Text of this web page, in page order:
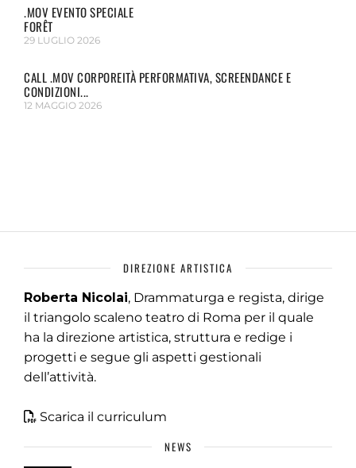
.MOV EVENTO SPECIALE
FORÊT
29 LUGLIO 2026
CALL .MOV CORPOREITÀ PERFORMATIVA, SCREENDANCE E
CONDIZIONI...
12 MAGGIO 2026
DIREZIONE ARTISTICA
Roberta Nicolai, Drammaturga e regista, dirige
il triangolo scaleno teatro di Roma per il quale
ha la direzione artistica, struttura e redige i
progetti e segue gli aspetti gestionali
dell’attività.
Scarica il curriculum
NEWS